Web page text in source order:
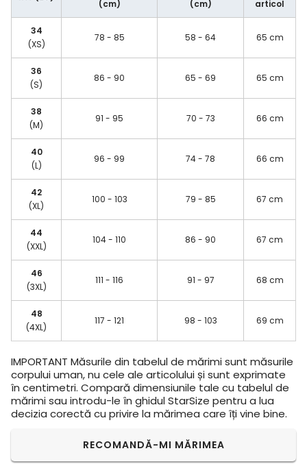
(cm)
(cm)
articol
34
(XS)
78 - 85 58 - 64 65 cm
36
(S)
86 - 90 65 - 69 65 cm
38
(M)
91 - 95 70 - 73 66 cm
40
(L)
96 - 99 74 - 78 66 cm
42
(XL)
100 - 103 79 - 85 67 cm
44
(XXL)
104 - 110 86 - 90 67 cm
46
(3XL)
111 - 116 91 - 97 68 cm
48
(4XL)
117 - 121 98 - 103 69 cm
IMPORTANT Măsurile din tabelul de mărimi sunt măsurile
corpului uman, nu cele ale articolului și sunt exprimate
în centimetri. Compară dimensiunile tale cu tabelul de
mărimi sau introdu-le în ghidul StarSize pentru a lua
decizia corectă cu privire la mărimea care îți vine bine.
RECOMANDĂ-MI MĂRIMEA